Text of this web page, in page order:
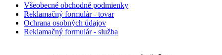
Všeobecné obchodné podmienky
Reklamačný formulár - tovar
Ochrana osobných údajov
Reklamačný formulár - služba